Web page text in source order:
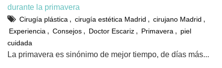
durante la primavera
Cirugía plástica , cirugía estética Madrid , cirujano Madrid ,
Experiencia , Consejos , Doctor Escariz , Primavera , piel
cuidada
La primavera es sinónimo de mejor tiempo, de días más...